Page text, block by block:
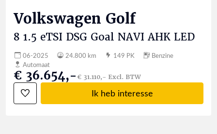
Volkswagen Golf
8 1.5 eTSI DSG Goal NAVI AHK LED
06-2025 24.800 km 149 PK
Benzine
Automaat
€ 36.654,-€ 31.110,- Excl. BTW
Ik heb interesse